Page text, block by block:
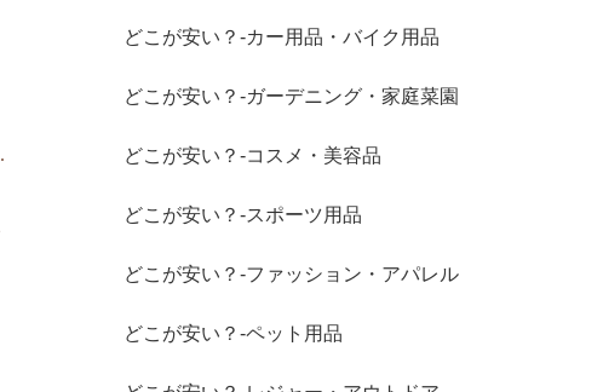
どこが安い？-カー用品・バイク用品
どこが安い？-ガーデニング・家庭菜園
どこが安い？-コスメ・美容品
どこが安い？-スポーツ用品
どこが安い？-ファッション・アパレル
どこが安い？-ペット用品